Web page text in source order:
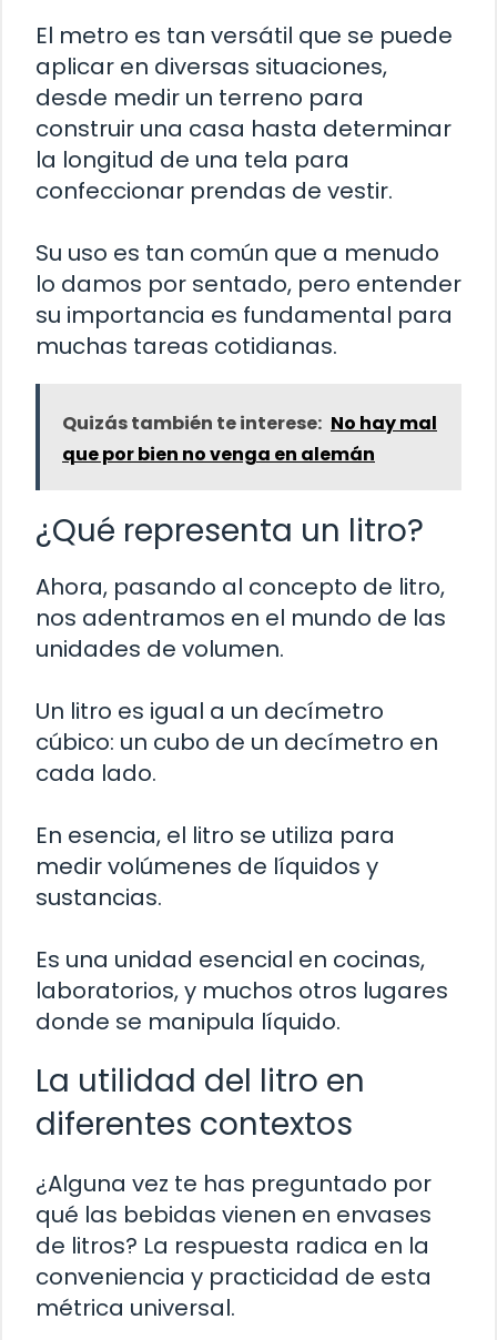
El metro es tan versátil que se puede
aplicar en diversas situaciones,
desde medir un terreno para
construir una casa hasta determinar
la longitud de una tela para
confeccionar prendas de vestir.
Su uso es tan común que a menudo
lo damos por sentado, pero entender
su importancia es fundamental para
muchas tareas cotidianas.
Quizás también te interese: No hay mal
que por bien no venga en alemán
¿Qué representa un litro?
Ahora, pasando al concepto de litro,
nos adentramos en el mundo de las
unidades de volumen.
Un litro es igual a un decímetro
cúbico: un cubo de un decímetro en
cada lado.
En esencia, el litro se utiliza para
medir volúmenes de líquidos y
sustancias.
Es una unidad esencial en cocinas,
laboratorios, y muchos otros lugares
donde se manipula líquido.
La utilidad del litro en
diferentes contextos
¿Alguna vez te has preguntado por
qué las bebidas vienen en envases
de litros? La respuesta radica en la
conveniencia y practicidad de esta
métrica universal.